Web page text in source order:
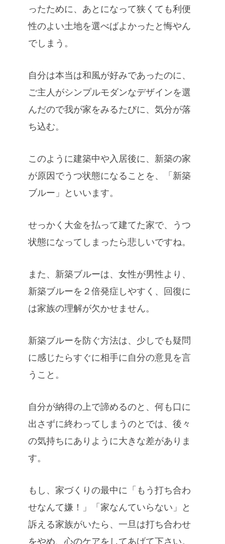
ったために、あとになって狭くても利便
性のよい土地を選べばよかったと悔やん
でしまう。
自分は本当は和風が好みであったのに、
ご主人がシンプルモダンなデザインを選
んだので我が家をみるたびに、気分が落
ち込む。
このように建築中や入居後に、新築の家
が原因でうつ状態になることを、「新築
ブルー」といいます。
せっかく大金を払って建てた家で、うつ
状態になってしまったら悲しいですね。
また、新築ブルーは、女性が男性より、
新築ブルーを２倍発症しやすく、回復に
は家族の理解が欠かせません。
新築ブルーを防ぐ方法は、少しでも疑問
に感じたらすぐに相手に自分の意見を言
うこと。
自分が納得の上で諦めるのと、何も口に
出さずに終わってしまうのとでは、後々
の気持ちにありように大きな差がありま
す。
もし、家づくりの最中に「もう打ち合わ
せなんて嫌！」「家なんていらない」と
訴える家族がいたら、一旦は打ち合わせ
をやめ、心のケアをしてあげて下さい。